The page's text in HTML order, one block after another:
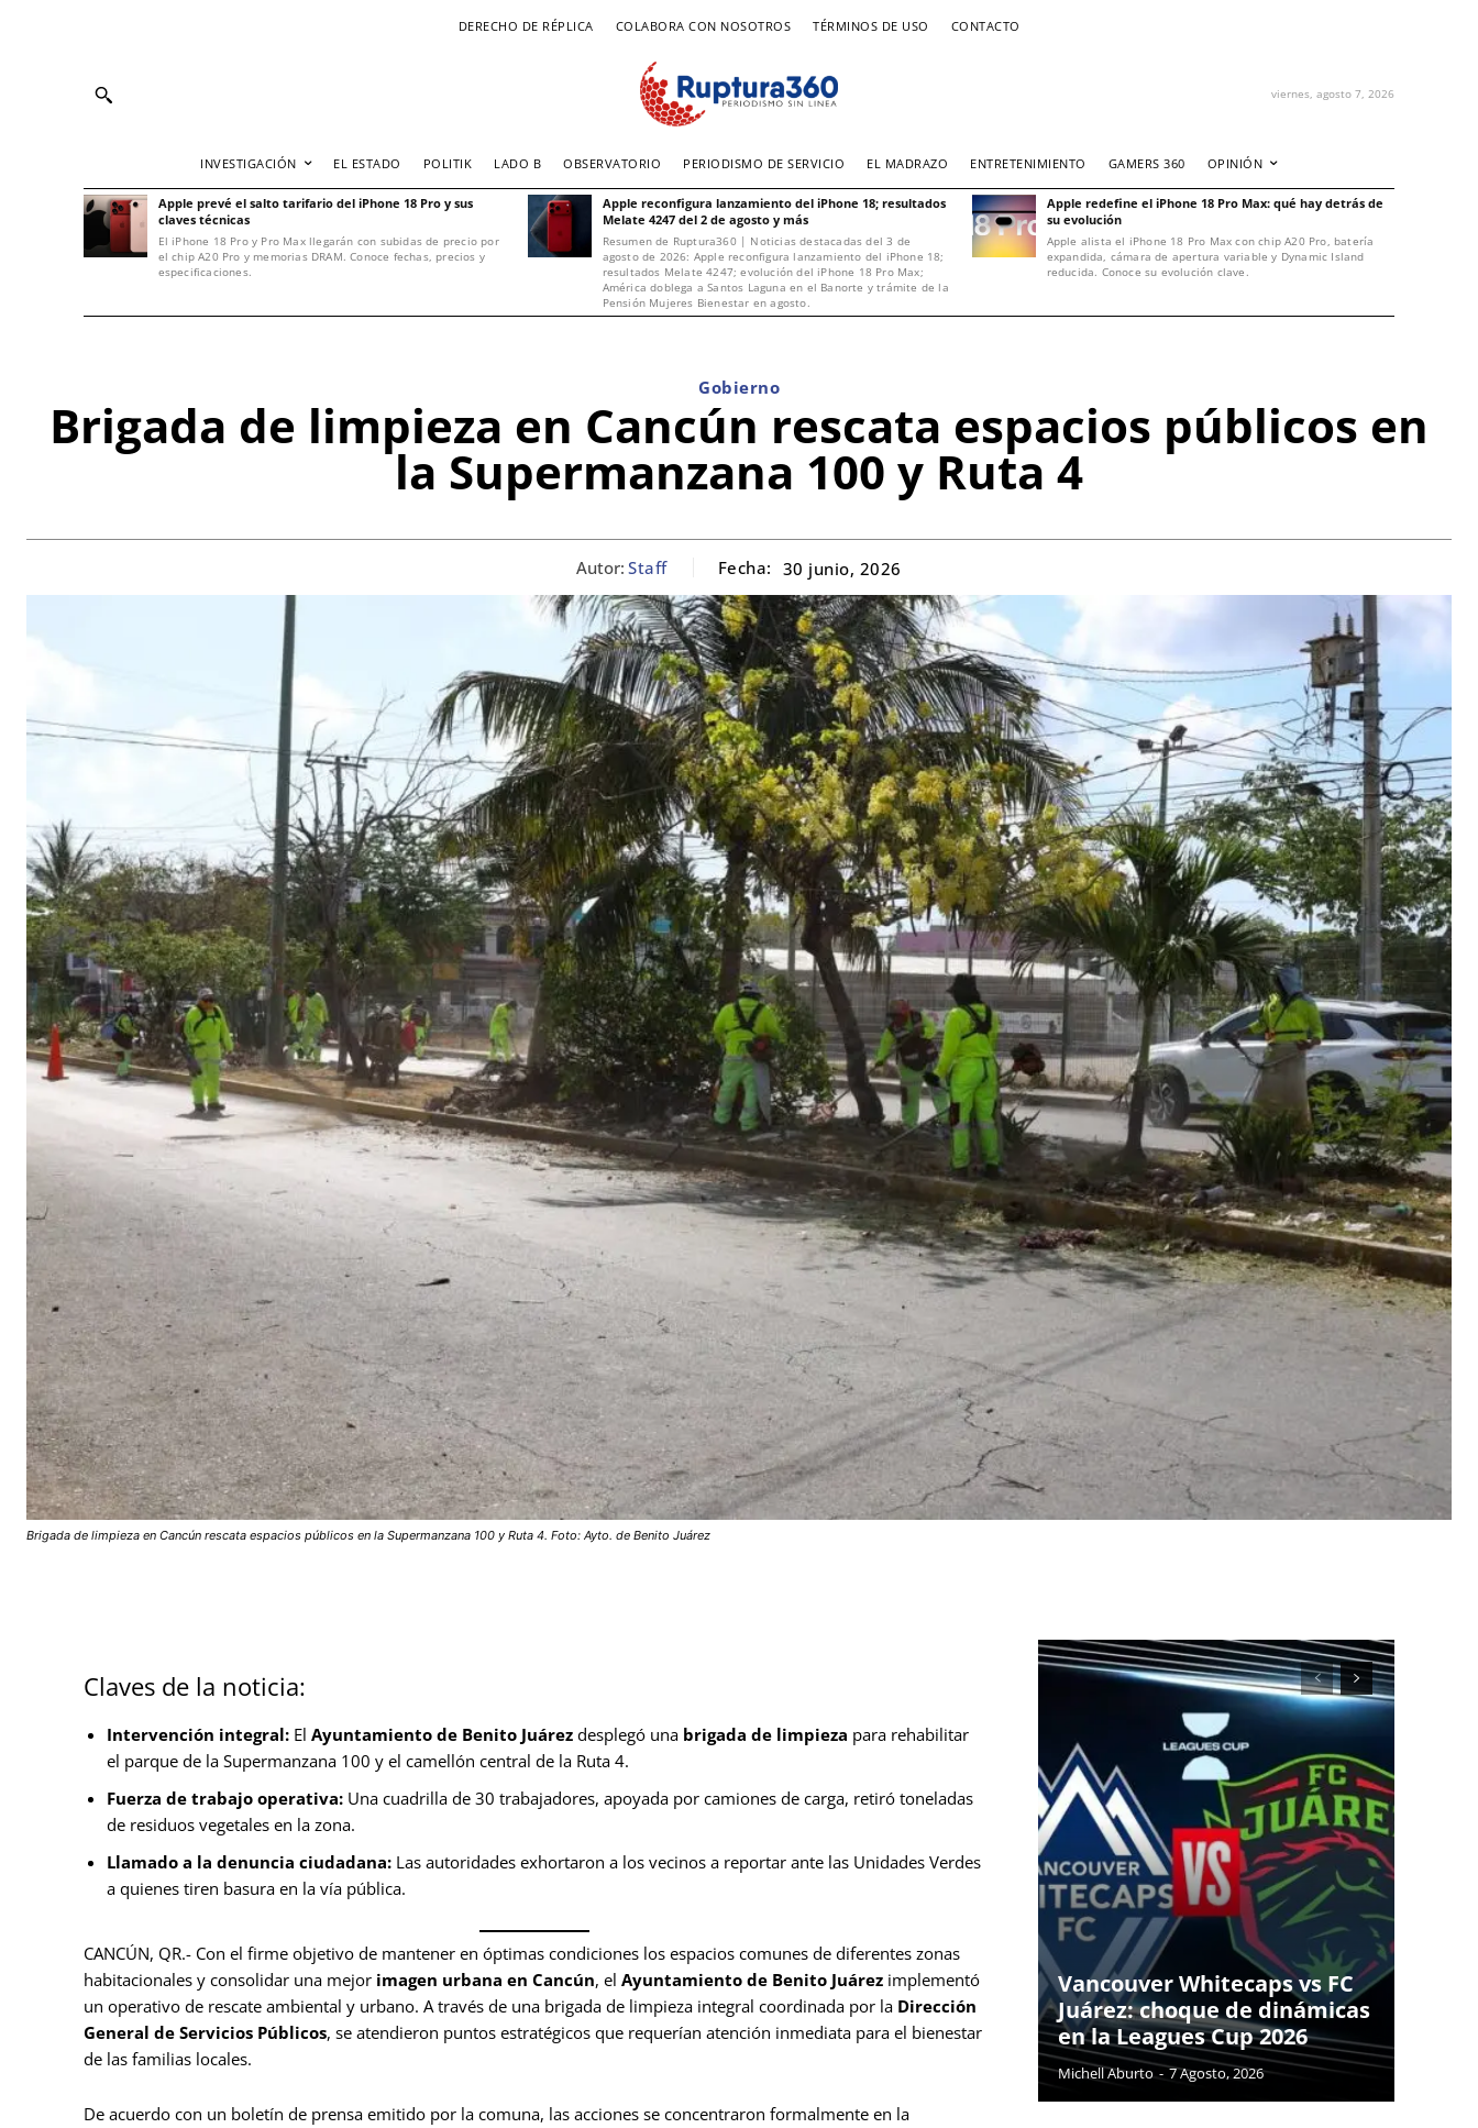
DERECHO DE RÉPLICA COLABORA CON NOSOTROS TÉRMINOS DE USO CONTACTO
viernes, agosto 7, 2026
INVESTIGACIÓN EL ESTADO POLITIK LADO B OBSERVATORIO PERIODISMO DE SERVICIO EL MADRAZO ENTRETENIMIENTO GAMERS 360 OPINIÓN
Apple prevé el salto tarifario del iPhone 18 Pro y sus
claves técnicas
El iPhone 18 Pro y Pro Max llegarán con subidas de precio por
el chip A20 Pro y memorias DRAM. Conoce fechas, precios y
especificaciones.
Apple reconfigura lanzamiento del iPhone 18; resultados
Melate 4247 del 2 de agosto y más
Resumen de Ruptura360 | Noticias destacadas del 3 de
agosto de 2026: Apple reconfigura lanzamiento del iPhone 18;
resultados Melate 4247; evolución del iPhone 18 Pro Max;
América doblega a Santos Laguna en el Banorte y trámite de la
Pensión Mujeres Bienestar en agosto.
Apple redefine el iPhone 18 Pro Max: qué hay detrás de
su evolución
Apple alista el iPhone 18 Pro Max con chip A20 Pro, batería
expandida, cámara de apertura variable y Dynamic Island
reducida. Conoce su evolución clave.
Gobierno
Brigada de limpieza en Cancún rescata espacios públicos en
la Supermanzana 100 y Ruta 4
Autor: Staff Fecha: 30 junio, 2026
Brigada de limpieza en Cancún rescata espacios públicos en la Supermanzana 100 y Ruta 4. Foto: Ayto. de Benito Juárez
Claves de la noticia:
Intervención integral: El Ayuntamiento de Benito Juárez desplegó una brigada de limpieza para rehabilitar
el parque de la Supermanzana 100 y el camellón central de la Ruta 4.
Fuerza de trabajo operativa: Una cuadrilla de 30 trabajadores, apoyada por camiones de carga, retiró toneladas
de residuos vegetales en la zona.
Llamado a la denuncia ciudadana: Las autoridades exhortaron a los vecinos a reportar ante las Unidades Verdes
a quienes tiren basura en la vía pública.
CANCÚN, QR.- Con el firme objetivo de mantener en óptimas condiciones los espacios comunes de diferentes zonas
habitacionales y consolidar una mejor imagen urbana en Cancún, el Ayuntamiento de Benito Juárez implementó
un operativo de rescate ambiental y urbano. A través de una brigada de limpieza integral coordinada por la Dirección
General de Servicios Públicos, se atendieron puntos estratégicos que requerían atención inmediata para el bienestar
de las familias locales.
De acuerdo con un boletín de prensa emitido por la comuna, las acciones se concentraron formalmente en la
Vancouver Whitecaps vs FC
Juárez: choque de dinámicas
en la Leagues Cup 2026
Michell Aburto - 7 Agosto, 2026